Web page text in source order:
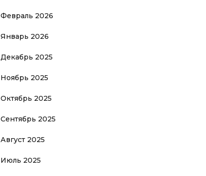
Февраль 2026
Январь 2026
Декабрь 2025
Ноябрь 2025
Октябрь 2025
Сентябрь 2025
Август 2025
Июль 2025